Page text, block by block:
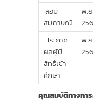
สอบ
สัมภาษณ์
พ.ย.
ประกาศ
ผลผู้มี
สิทธิ์เข้า
ศึกษา
พ.ย.
คุณสมบัติทางกา